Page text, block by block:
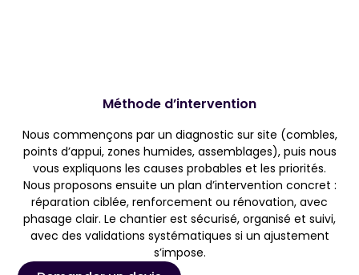
Méthode d’intervention
Nous commençons par un diagnostic sur site (combles,
points d’appui, zones humides, assemblages), puis nous
vous expliquons les causes probables et les priorités.
Nous proposons ensuite un plan d’intervention concret :
réparation ciblée, renforcement ou rénovation, avec
phasage clair. Le chantier est sécurisé, organisé et suivi,
avec des validations systématiques si un ajustement
s’impose.